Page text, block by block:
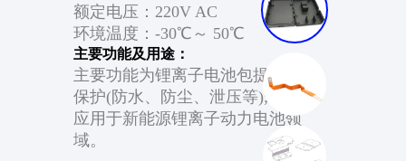
额定电压：220V AC
环境温度：-30℃～ 50℃
主要功能及用途：
主要功能为锂离子电池包提供安全
保护(防水、防尘、泄压等);
应用于新能源锂离子动力电池领
域。